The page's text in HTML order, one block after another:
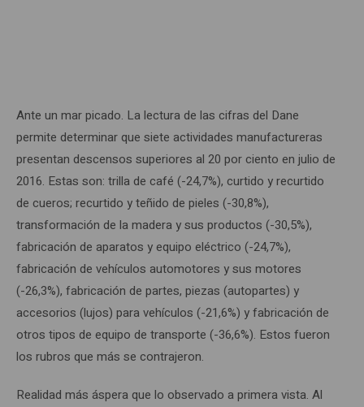
Ante un mar picado. La lectura de las cifras del Dane
permite determinar que siete actividades manufactureras
presentan descensos superiores al 20 por ciento en julio de
2016. Estas son: trilla de café (-24,7%), curtido y recurtido
de cueros; recurtido y teñido de pieles (-30,8%),
transformación de la madera y sus productos (-30,5%),
fabricación de aparatos y equipo eléctrico (-24,7%),
fabricación de vehículos automotores y sus motores
(-26,3%), fabricación de partes, piezas (autopartes) y
accesorios (lujos) para vehículos (-21,6%) y fabricación de
otros tipos de equipo de transporte (-36,6%). Estos fueron
los rubros que más se contrajeron.
Realidad más áspera que lo observado a primera vista. Al